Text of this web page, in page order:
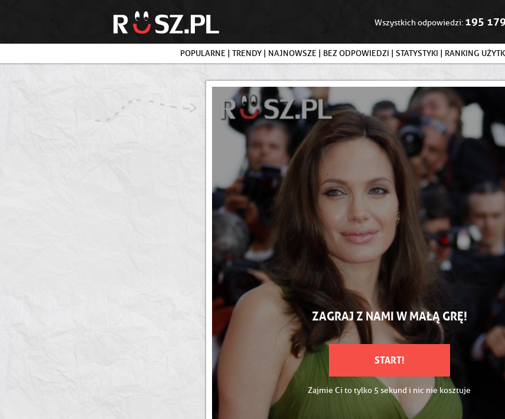
Wszystkich odpowiedzi: 195 179
POPULARNE | TRENDY | NAJNOWSZE | BEZ ODPOWIEDZI | STATYSTYKI | RANKING
ZAGRAJ Z NAMI W MAŁĄ GRĘ!
START!
Zajmie Ci to tylko 5 sekund i nic nie kosztuje